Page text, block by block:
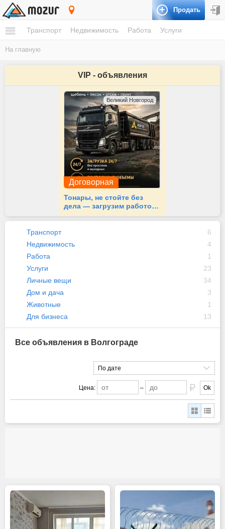
Продать
Транспорт Недвижимость Работа Услуги
На главную
VIP - объявления
Великий Новгород
Договорная
Тонары, не стойте без
дела — загрузим работой
24/7
Транспорт
6
Недвижимость
4
Работа
1
Услуги
23
Личные вещи
34
Дом и дача
3
Животные
1
Для бизнеса
13
Все объявления в Волгограде
По дате
Цена: – Ok